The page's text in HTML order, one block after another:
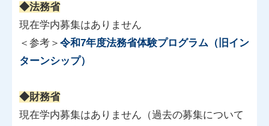
◆法務省
現在学内募集はありません
＜参考＞ 令和7年度法務省体験プログラム（旧イン
ターンシップ）
◆財務省
現在学内募集はありません（過去の募集について